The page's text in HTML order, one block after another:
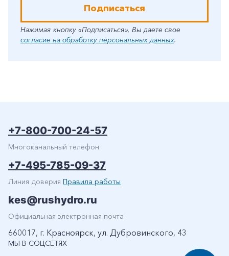
Подписаться
Нажимая кнопку «Подписаться», Вы даете свое
согласие на обработку персональных данных.
МЫ В СОЦСЕТЯХ
+7-800-700-24-57
Многоканальный телефон
+7-495-785-09-37
Линия доверия Правила работы
kes@rushydro.ru
Официальная электронная почта
660017, г. Красноярск, ул. Дубровинского, 43